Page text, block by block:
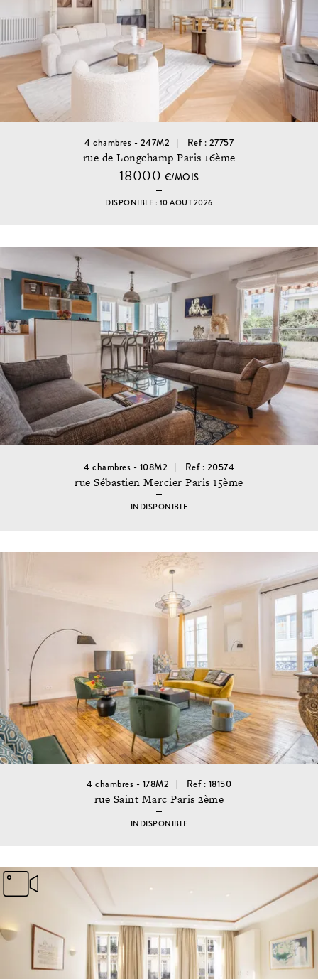
4 chambres - 247M2 Ref : 27757
rue de Longchamp Paris 16ème
18000 €/MOIS
DISPONIBLE : 10 AOUT 2026
4 chambres - 108M2 Ref : 20574
rue Sébastien Mercier Paris 15ème
INDISPONIBLE
4 chambres - 178M2 Ref : 18150
rue Saint Marc Paris 2ème
INDISPONIBLE